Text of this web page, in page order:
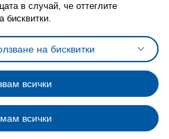
на бисквитки (Cookies)
използване на бисквитки
Обща политика за личните данни
личните данни на ikea.bg
програма IKEA Family
данни на програма IKEA Family
B.V. 1999 - 2025
в случай, че оттеглите
бисквитки.
на бисквитки
всички
всички